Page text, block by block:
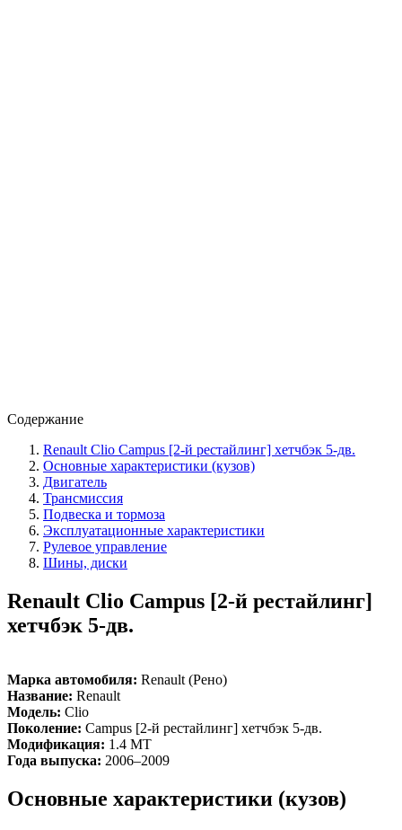
Содержание
Renault Clio Campus [2-й рестайлинг] хетчбэк 5-дв.
Основные характеристики (кузов)
Двигатель
Трансмиссия
Подвеска и тормоза
Эксплуатационные характеристики
Рулевое управление
Шины, диски
Renault Clio Campus [2-й рестайлинг]
хетчбэк 5-дв.
Марка автомобиля: Renault (Рено)
Название: Renault
Модель: Clio
Поколение: Campus [2-й рестайлинг] хетчбэк 5-дв.
Модификация: 1.4 MT
Года выпуска: 2006–2009
Основные характеристики (кузов)